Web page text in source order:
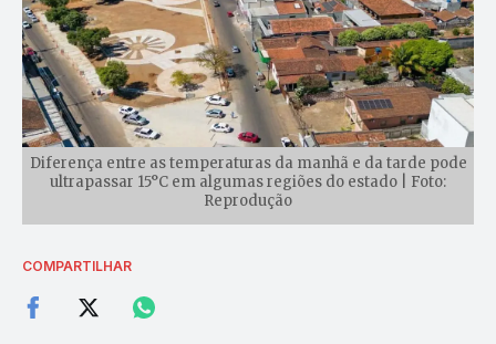
Diferença entre as temperaturas da manhã e da tarde pode
ultrapassar 15°C em algumas regiões do estado | Foto:
Reprodução
COMPARTILHAR